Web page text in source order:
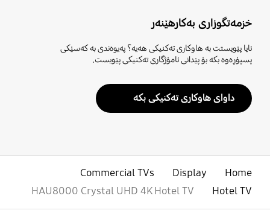
خزمەتگوزاری بەکارهێنەر
ئایا پێویستت بە هاوکاری تەکنیکی هەیە؟ پەیوەندی بە کەسێکی
پسپۆڕەوە بکە بۆ پێدانی ئامۆژگاری تەکنیکی پێویست.
داوای هاوکاری تەکنیکی بکە
Home
Display
Commercial TVs
Hotel TV
HAU8000 Crystal UHD 4K Hotel TV